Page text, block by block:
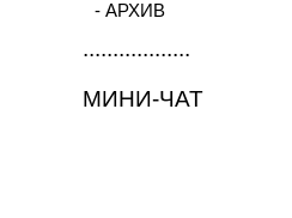
- АРХИВ
..................
МИНИ-ЧАТ